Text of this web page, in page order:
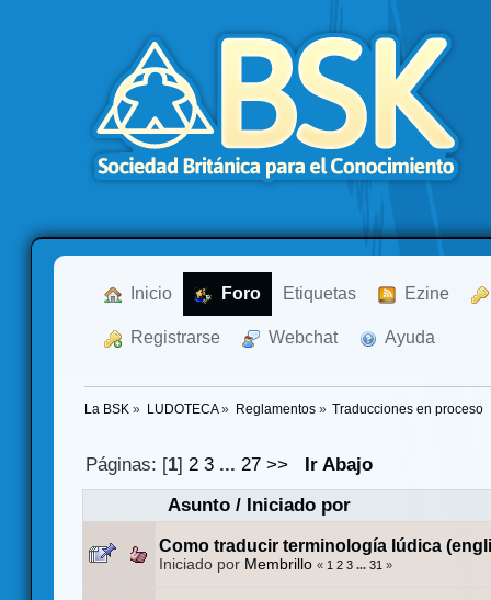
Inicio Foro Etiquetas Ezine
Registrarse Webchat Ayuda
La BSK » LUDOTECA» Reglamentos» Traducciones en proceso
Páginas: [1]2 3 ...27 >>
Ir Abajo
Asunto/ Iniciado por
Como traducir terminología lúdica
Iniciado por Membrillo « 1 2 3 ... 31 »